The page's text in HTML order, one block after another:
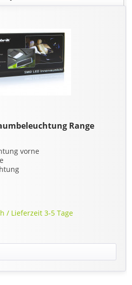
Range
vorne
/ Lieferzeit 3-5 Tage